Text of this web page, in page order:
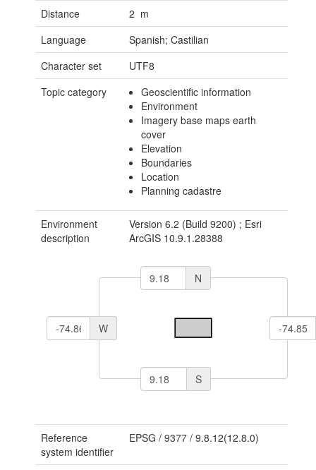
Distance
2 m
Language
Spanish; Castilian
Character set
UTF8
Topic category
Geoscientific information
Environment
Imagery base maps earth
cover
Elevation
Boundaries
Location
Planning cadastre
Environment
description
Version 6.2 (Build 9200) ; Esri
ArcGIS 10.9.1.28388
N
S
W
Reference
system identifier
EPSG /9377 /9.8.12(12.8.0)